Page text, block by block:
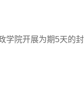
院开展为期5天的